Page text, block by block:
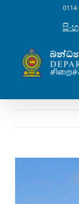
0114